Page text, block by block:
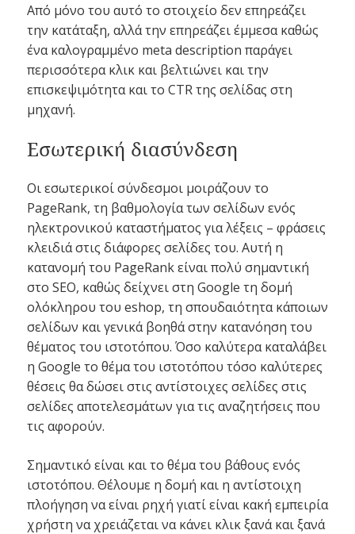
Από μόνο του αυτό το στοιχείο δεν επηρεάζει
την κατάταξη, αλλά την επηρεάζει έμμεσα καθώς
ένα καλογραμμένο meta description παράγει
περισσότερα κλικ και βελτιώνει και την
επισκεψιμότητα και το CTR της σελίδας στη
μηχανή.
Εσωτερική διασύνδεση
Οι εσωτερικοί σύνδεσμοι μοιράζουν το
PageRank, τη βαθμολογία των σελίδων ενός
ηλεκτρονικού καταστήματος για λέξεις – φράσεις
κλειδιά στις διάφορες σελίδες του. Αυτή η
κατανομή του PageRank είναι πολύ σημαντική
στο SEO, καθώς δείχνει στη Google τη δομή
ολόκληρου του eshop, τη σπουδαιότητα κάποιων
σελίδων και γενικά βοηθά στην κατανόηση του
θέματος του ιστοτόπου. Όσο καλύτερα καταλάβει
η Google το θέμα του ιστοτόπου τόσο καλύτερες
θέσεις θα δώσει στις αντίστοιχες σελίδες στις
σελίδες αποτελεσμάτων για τις αναζητήσεις που
τις αφορούν.
Σημαντικό είναι και το θέμα του βάθους ενός
ιστοτόπου. Θέλουμε η δομή και η αντίστοιχη
πλοήγηση να είναι ρηχή γιατί είναι κακή εμπειρία
χρήστη να χρειάζεται να κάνει κλικ ξανά και ξανά